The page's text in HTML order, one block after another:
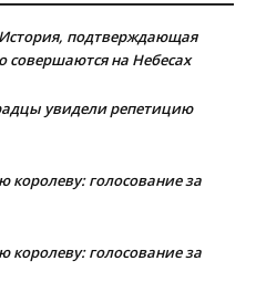
История, подтверждающая
совершаются на Небесах
увидели репетицию
королеву: голосование за
королеву: голосование за